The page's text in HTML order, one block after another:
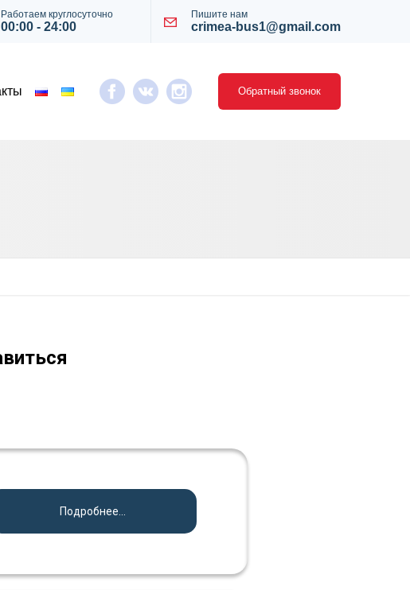
Работаем круглосуточно
00:00 - 24:00
Пишите нам
crimea-bus1@gmail.com
Обратный звонок
Подробнее...